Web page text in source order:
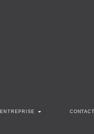
ENTREPRISE CONTACT